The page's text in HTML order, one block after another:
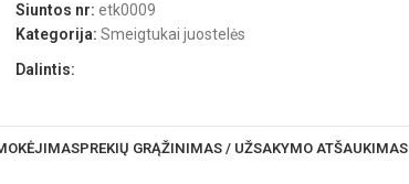
Siuntos nr: etk0009
Kategorija: Smeigtukai juostelės
Dalintis:
PREKIŲ GRĄŽINIMAS / UŽSAKYMO ATŠAUKIMAS